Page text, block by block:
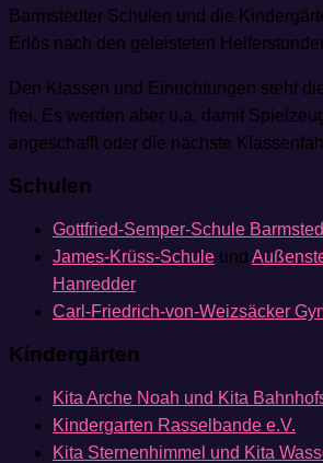
Barmstedter Schulen und die
Erlös nach den geleisteten
Den Klassen und Einrichtungen steht
frei. Es werden aber u.a. damit
angeschafft oder die nächste
Schulen
Gottfried-Semper-Schule
James-Krüss-Schule und
Hanredder
Carl-Friedrich-von-Weizsäcker
Kindergärten
Kita Arche Noah und Kita
Kindergarten Rasselbande e.V.
Kita Sternenhimmel und Kita